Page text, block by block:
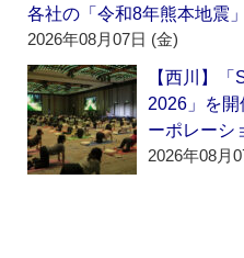
各社の「令和8年熊本地震
2026年08月07日 (金)
【西川】
2026」を開
ーポレーシ
2026年08月